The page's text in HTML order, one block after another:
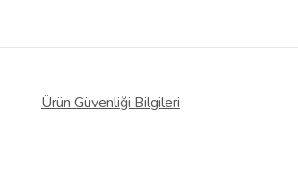
Ürün Güvenliği Bilgileri